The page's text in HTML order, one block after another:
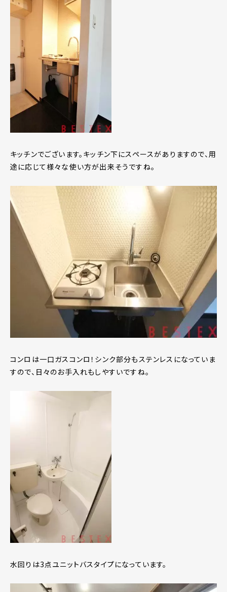
キッチンでございます。キッチン下にスペースがありますので、用
途に応じて様々な使い方が出来そうですね。
コンロは一口ガスコンロ！シンク部分もステンレスになっていま
すので、日々のお手入れもしやすいですね。
水回りは3点ユニットバスタイプになっています。